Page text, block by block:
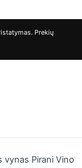
Prekių
vynas Pirani Vino